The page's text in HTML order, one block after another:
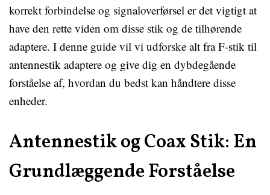
korrekt forbindelse og signaloverførsel er det vigtigt at
have den rette viden om disse stik og de tilhørende
adaptere. I denne guide vil vi udforske alt fra F-stik til
antennestik adaptere og give dig en dybdegående
forståelse af, hvordan du bedst kan håndtere disse
enheder.
Antennestik og Coax Stik: En
Grundlæggende Forståelse